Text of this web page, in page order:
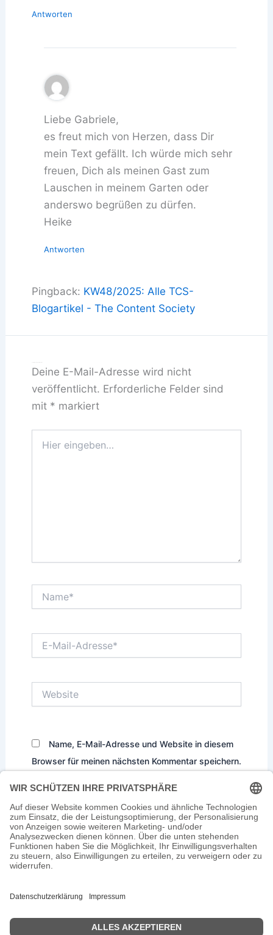
Antworten
Liebe Gabriele,
es freut mich von Herzen, dass Dir
mein Text gefällt. Ich würde mich sehr
freuen, Dich als meinen Gast zum
Lauschen in meinem Garten oder
anderswo begrüßen zu dürfen.
Heike
Antworten
Pingback: KW48/2025: Alle TCS-
Blogartikel - The Content Society
Deine E-Mail-Adresse wird nicht
veröffentlicht. Erforderliche Felder sind
mit * markiert
eingeben…
Mail-
Name, E-Mail-Adresse und Website in diesem
Browser für meinen nächsten Kommentar speichern.
Impressum